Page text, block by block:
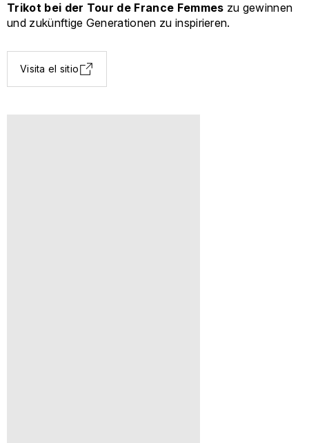
Trikot bei der Tour de France Femmes zu gewinnen
und zukünftige Generationen zu inspirieren.
Visita el sitio